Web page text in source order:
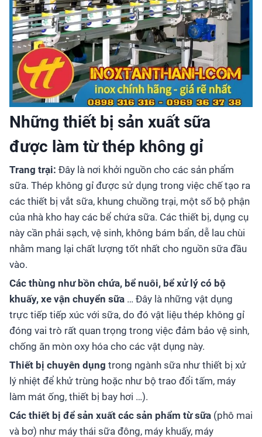
Những thiết bị sản xuất sữa
được làm từ thép không gỉ
Trang trại: Đây là nơi khởi nguồn cho các sản phẩm
sữa. Thép không gỉ được sử dụng trong việc chế tạo ra
các thiết bị vắt sữa, khung chuồng trại, một số bộ phận
của nhà kho hay các bể chứa sữa. Các thiết bị, dụng cụ
này cần phải sạch, vệ sinh, không bám bẩn, dễ lau chùi
nhằm mang lại chất lượng tốt nhất cho nguồn sữa đầu
vào.
Các thùng như bồn chứa, bể nuôi, bể xử lý có bộ
khuấy, xe vận chuyển sữa … Đây là những vật dụng
trực tiếp tiếp xúc với sữa, do đó vật liệu thép không gỉ
đóng vai trò rất quan trọng trong việc đảm bảo vệ sinh,
chống ăn mòn oxy hóa cho các vật dụng này.
Thiết bị chuyên dụng trong ngành sữa như thiết bị xử
lý nhiệt để khử trùng hoặc như bộ trao đổi tấm, máy
làm mát ống, thiết bị bay hơi …).
Các thiết bị để sản xuất các sản phẩm từ sữa (phô mai
và bơ) như máy thái sữa đông, máy khuấy, máy